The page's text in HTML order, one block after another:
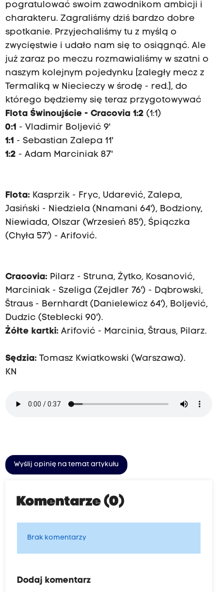
pogratulować swoim zawodnikom ambicji i
charakteru. Zagraliśmy dziś bardzo dobre
spotkanie. Przyjechaliśmy tu z myślą o
zwycięstwie i udało nam się to osiągnąć. Ale
już zaraz po meczu rozmawialiśmy w szatni o
naszym kolejnym pojedynku [zaległy mecz z
Termaliką w Niecieczy w środę - red.], do
którego będziemy się teraz przygotowywać
Flota Świnoujście - Cracovia 1:2 (1:1)
0:1 - Vladimir Boljević 9'
1:1 - Sebastian Zalepa 11'
1:2 - Adam Marciniak 87'
Flota: Kasprzik - Fryc, Udarević, Zalepa,
Jasiński - Niedziela (Nnamani 64'), Bodziony,
Niewiada, Olszar (Wrzesień 85'), Śpiączka
(Chyła 57') - Arifović.
Cracovia: Pilarz - Struna, Żytko, Kosanović,
Marciniak - Szeliga (Zejdler 76') - Dąbrowski,
Štraus - Bernhardt (Danielewicz 64'), Boljević,
Dudzic (Steblecki 90').
Żółte kartki: Arifović - Marcinia, Štraus, Pilarz.
Sędzia: Tomasz Kwiatkowski (Warszawa).
KN
Wyślij opinię na temat artykułu
Komentarze (0)
Brak komentarzy
Dodaj komentarz